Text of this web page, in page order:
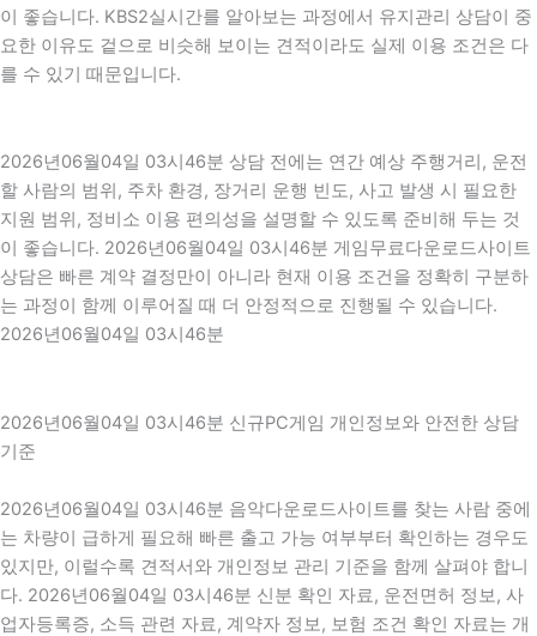
이 좋습니다. KBS2실시간를 알아보는 과정에서 유지관리 상담이 중
요한 이유도 겉으로 비슷해 보이는 견적이라도 실제 이용 조건은 다
를 수 있기 때문입니다.
2026년06월04일 03시46분 상담 전에는 연간 예상 주행거리, 운전
할 사람의 범위, 주차 환경, 장거리 운행 빈도, 사고 발생 시 필요한
지원 범위, 정비소 이용 편의성을 설명할 수 있도록 준비해 두는 것
이 좋습니다. 2026년06월04일 03시46분 게임무료다운로드사이트
상담은 빠른 계약 결정만이 아니라 현재 이용 조건을 정확히 구분하
는 과정이 함께 이루어질 때 더 안정적으로 진행될 수 있습니다.
2026년06월04일 03시46분
2026년06월04일 03시46분 신규PC게임 개인정보와 안전한 상담
기준
2026년06월04일 03시46분 음악다운로드사이트를 찾는 사람 중에
는 차량이 급하게 필요해 빠른 출고 가능 여부부터 확인하는 경우도
있지만, 이럴수록 견적서와 개인정보 관리 기준을 함께 살펴야 합니
다. 2026년06월04일 03시46분 신분 확인 자료, 운전면허 정보, 사
업자등록증, 소득 관련 자료, 계약자 정보, 보험 조건 확인 자료는 개